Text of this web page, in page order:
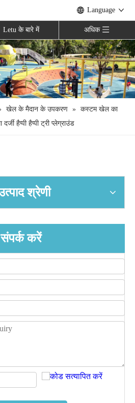
Language
Letu के बारे में अधिक
खेल के मैदान के उपकरण » कस्टम खेल का
हैप्पी हैप्पी ट्री प्लेग्राउंड
श्रेणी
संपर्क करें